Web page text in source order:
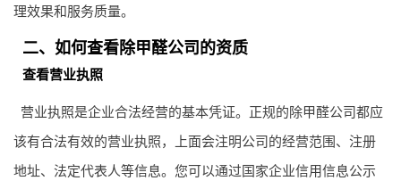
理效果和服务质量。
二、如何查看除甲醛公司的资质
查看营业执照
营业执照是企业合法经营的基本凭证。正规的除甲醛公司都应
该有合法有效的营业执照，上面会注明公司的经营范围、注册
地址、法定代表人等信息。您可以通过国家企业信用信息公示